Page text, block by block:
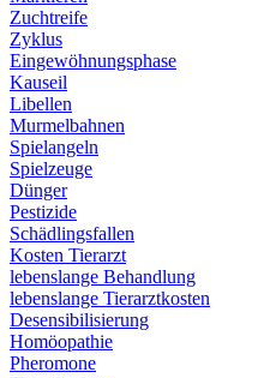
Zuchtreife
Zyklus
Eingewöhnungsphase
Kauseil
Libellen
Murmelbahnen
Spielangeln
Spielzeuge
Dünger
Pestizide
Schädlingsfallen
Kosten Tierarzt
lebenslange Behandlung
lebenslange Tierarztkosten
Desensibilisierung
Homöopathie
Pheromone